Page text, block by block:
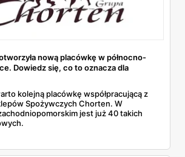
nową placówkę w północno-
Dowiedz się, co to oznacza dla
kolejną placówkę współpracującą z
Spożywczych Chorten. W
jest już 40 takich